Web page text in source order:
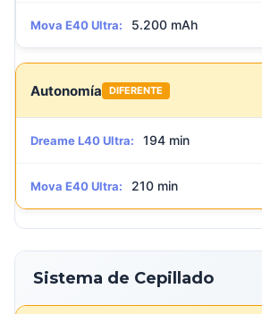
Mova E40 Ultra: 5.200 mAh
Autonomía DIFERENTE
Dreame L40 Ultra: 194 min
Mova E40 Ultra: 210 min
Sistema de Cepillado